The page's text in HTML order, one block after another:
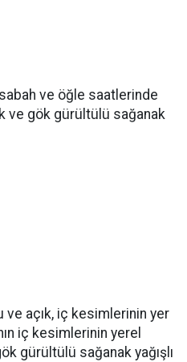
ve öğle saatlerinde
ve gök gürültülü sağanak
ve açık, iç kesimlerinin yer
iç kesimlerinin yerel
gürültülü sağanak yağışlı